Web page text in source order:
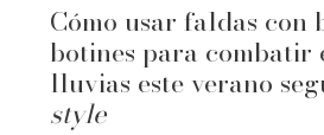
Cómo usar faldas con
botines para
lluvias este verano
style